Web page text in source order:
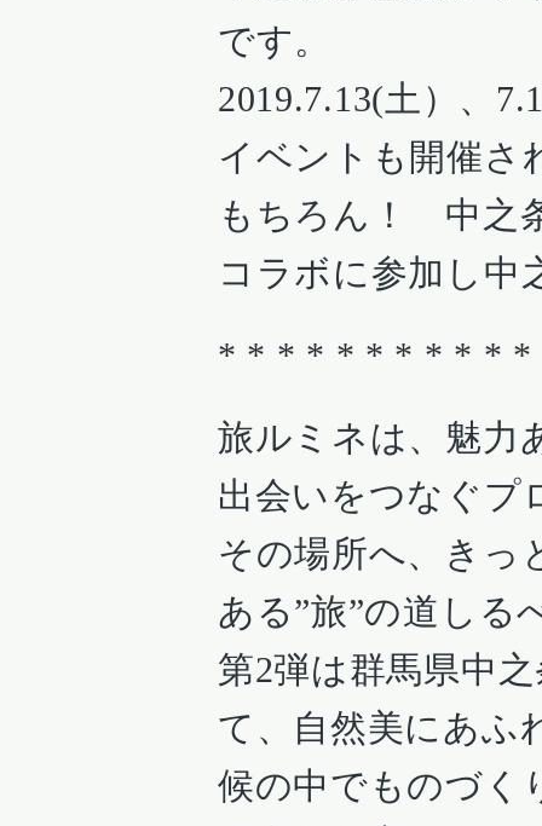
です。
2019.7.13(土）、
イベントも開催さ
もちろん！ 中之
コラボに参加し中
* * * * * * * * * *
旅ルミネは、魅力
出会いをつなぐプ
その場所へ、きっ
ある”旅”の道しる
第2弾は群馬県中
て、自然美にあふ
候の中でものづく